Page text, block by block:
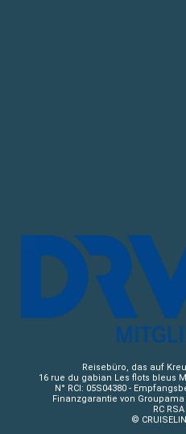
Reisebüro, das auf
16 rue du gabian Les flots bleus
N° RCI: 05S04380 -
Finanzgarantie von
RC
©